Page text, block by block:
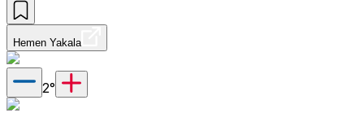
Hemen Yakala
2°